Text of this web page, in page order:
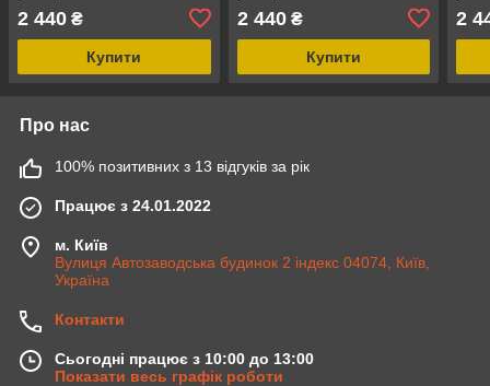
2 440 ₴
Купити
2 440₴
Купити
2
Про нас
100% позитивних з 13 відгуків за рік
Працює з 24.01.2022
м. Київ
Вулиця Автозаводська будинок 2 індекс 04074, Київ,
Україна
Контакти
Сьогодні працює з 10:00 до 13:00
Показати весь графік роботи